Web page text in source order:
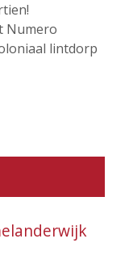
Numero
lintdorp